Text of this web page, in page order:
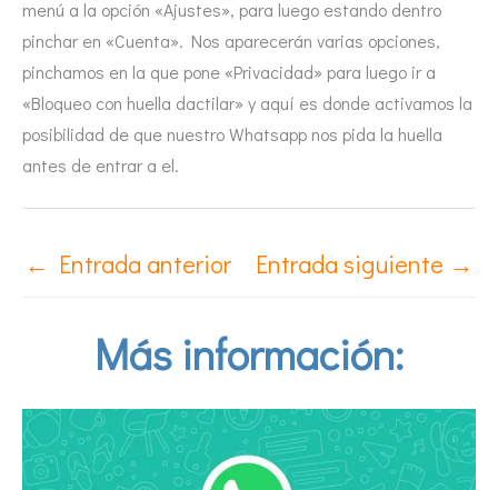
menú a la opción «Ajustes», para luego estando dentro
pinchar en «Cuenta». Nos aparecerán varias opciones,
pinchamos en la que pone «Privacidad» para luego ir a
«Bloqueo con huella dactilar» y aquí es donde activamos la
posibilidad de que nuestro Whatsapp nos pida la huella
antes de entrar a el.
← Entrada anterior Entrada siguiente →
Más información: